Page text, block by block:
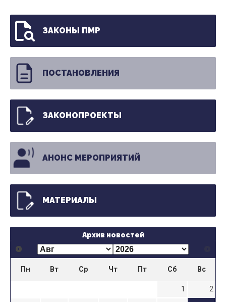
ЗАКОНЫ ПМР
ПОСТАНОВЛЕНИЯ
ЗАКОНОПРОЕКТЫ
АНОНС МЕРОПРИЯТИЙ
МАТЕРИАЛЫ
Архив новостей
Пн Вт Ср Чт Пт Сб Вс
1
2